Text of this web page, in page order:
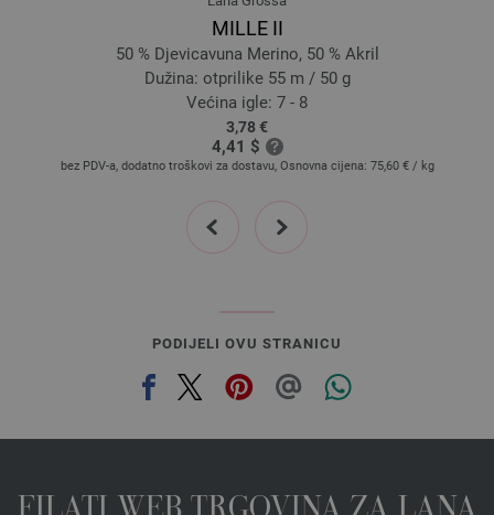
MILLE II
50 % Djevicavuna Merino, 50 % Akril
Dužina: otprilike 55 m / 50 g
Većina igle: 7 - 8
3,78 €
4,41 $
bez PDV-a, dodatno troškovi za dostavu, Osnovna cijena: 75,60 € / kg
prev next
PODIJELI OVU STRANICU